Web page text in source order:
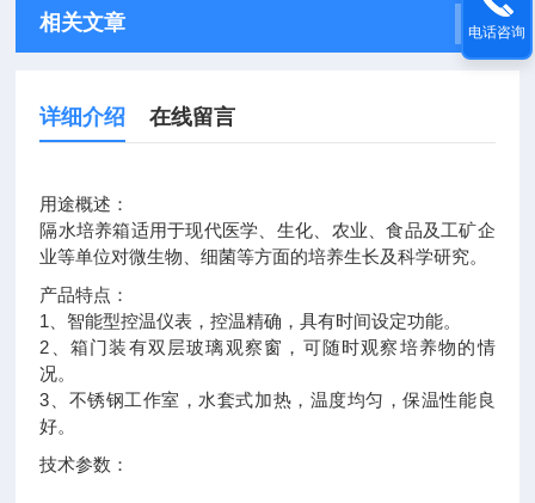
相关文章
详细介绍 在线留言
用途概述：
隔水培养箱适用于现代医学、生化、农业、食品及工矿企
业等单位对微生物、细菌等方面的培养生长及科学研究。
产品特点：
1、智能型控温仪表，控温精确，具有时间设定功能。
2、箱门装有双层玻璃观察窗，可随时观察培养物的情
况。
3、不锈钢工作室，水套式加热，温度均匀，保温性能良
好。
技术参数：
电话咨询